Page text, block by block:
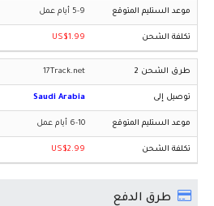
5-9 أيام عمل
US$1.99
17Track.net
Saudi Arabia
6-10 أيام عمل
US$2.99
طرق الدفع